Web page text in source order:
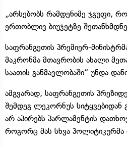
„არსებობს რამდენიმე ჯგუფი,
ერთობლივ ბიუჯეტზე
საფრანგეთის პრემიერ-
მაკრონმა მთავრობის ახალი
საათის განმავლობაში“ უნდა
ამგვარად, საფრანგეთის
შემდეგ ლეკორნუს სიტყვებიდან
არ აპირებს პარლამენტის
როგორც მას სხვა პოლიტიკურმა